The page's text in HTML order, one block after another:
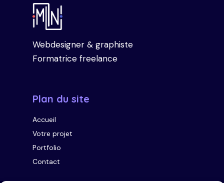
Webdesigner & graphiste
Formatrice freelance
Plan du site
Accueil
Votre projet
Portfolio
Contact